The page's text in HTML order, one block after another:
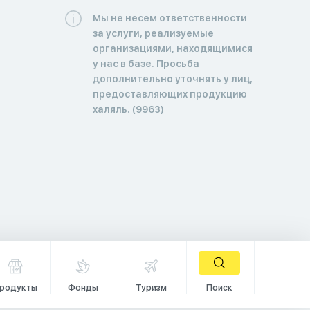
Мы не несем ответственности
за услуги, реализуемые
организациями, находящимися
у нас в базе. Просьба
дополнительно уточнять у лиц,
предоставляющих продукцию
халяль. (9963)
Фонды Туризм Поиск